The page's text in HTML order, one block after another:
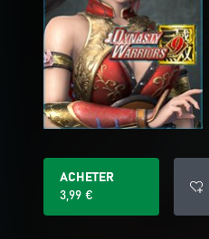
ACHETER
3,99 €